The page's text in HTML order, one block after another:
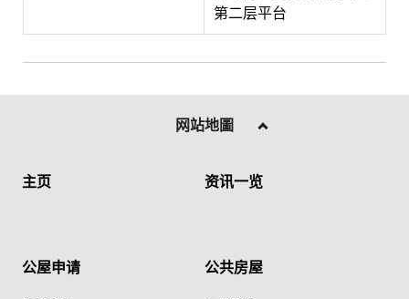
第二层平台
网站地圖
主页 资讯一览
公屋申请 公共房屋